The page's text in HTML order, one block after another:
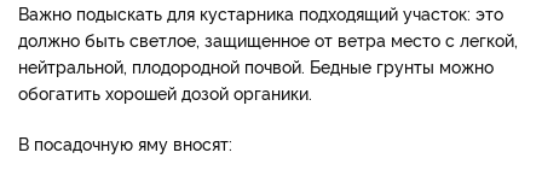
Важно подыскать для кустарника подходящий участок: это
должно быть светлое, защищенное от ветра место с легкой,
нейтральной, плодородной почвой. Бедные грунты можно
обогатить хорошей дозой органики.
В посадочную яму вносят: